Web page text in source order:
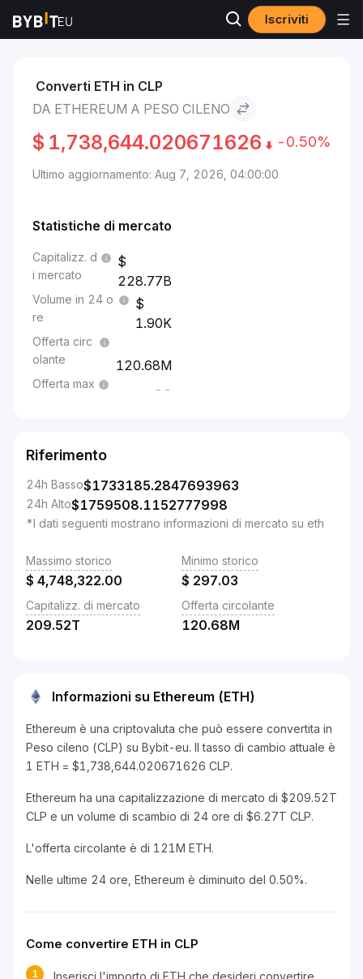
Iscriviti
Mercati Prezzo Ethereum ETH Ethereum to Peso cileno
Converti ETH in CLP
DA ETHEREUM A PESO CILENO
$ 1,738,644.020671626 -0.50%
Ultimo aggiornamento: Aug 7, 2026, 04:00:00
Statistiche di mercato
Capitalizz. d
i mercato
228.77B
Volume in 24 o
re
1.90K
Offerta circ
olante
120.68M
Offerta max --
Riferimento
24h Basso$1733185.2847693963
24h Alto$1759508.1152777998
*I dati seguenti mostrano informazioni di mercato su eth
Massimo storico
$ 4,748,322.00
Minimo storico
$ 297.03
Capitalizz. di mercato
209.52T
Offerta circolante
120.68M
Informazioni su Ethereum (ETH)
Ethereum è una criptovaluta che può essere convertita in
Peso cileno (CLP) su Bybit-eu. Il tasso di cambio attuale è
1 ETH = $1,738,644.020671626 CLP.
Ethereum ha una capitalizzazione di mercato di $209.52T
CLP e un volume di scambio di 24 ore di $6.27T CLP.
L'offerta circolante è di 121M ETH.
Nelle ultime 24 ore, Ethereum è diminuito del 0.50%.
Come convertire ETH in CLP
1 Inserisci l'importo di ETH che desideri convertire